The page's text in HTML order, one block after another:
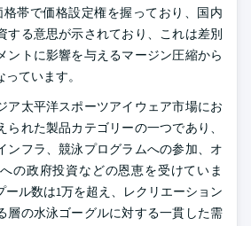
格帯で価格設定権を握っており、国内
する意思が示されており、これは差別
ントに影響を与えるマージン圧縮から
ています。
ア太平洋スポーツアイウェア市場にお
られた製品カテゴリーの一つであり、
ンフラ、競泳プログラムへの参加、オ
の政府投資などの恩恵を受けていま
ル数は1万を超え、レクリエーション
層の水泳ゴーグルに対する一貫した需